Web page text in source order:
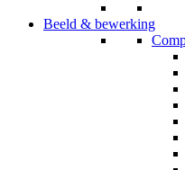
Beeld & bewerking